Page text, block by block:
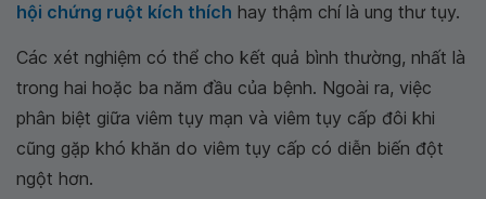
hội chứng ruột kích thích hay thậm chí là ung thư tụy.
Các xét nghiệm có thể cho kết quả bình thường, nhất là
trong hai hoặc ba năm đầu của bệnh. Ngoài ra, việc
phân biệt giữa viêm tụy mạn và viêm tụy cấp đôi khi
cũng gặp khó khăn do viêm tụy cấp có diễn biến đột
ngột hơn.